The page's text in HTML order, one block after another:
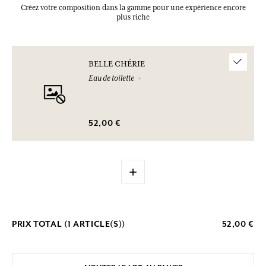
Créez votre composition dans la gamme pour une expérience encore
plus riche
BELLE CHÉRIE
Eau de toilette
52,00 €
+
PRIX TOTAL (1 ARTICLE(S)) 52,00 €